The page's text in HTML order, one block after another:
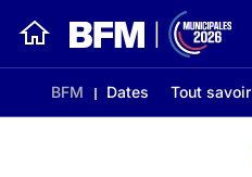
BFM Dates Tout savoir